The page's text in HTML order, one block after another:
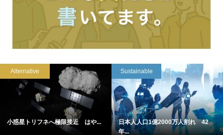
Alternative
小惑星トリフネへ極限接近 はや...
Sustainable
日本人人口1億2000万人割れ 42
年...